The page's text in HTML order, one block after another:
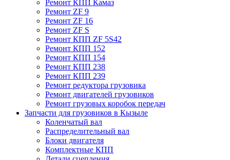
Ремонт КПП Камаз
Ремонт ZF 9
Ремонт ZF 16
Ремонт ZF S
Ремонт КПП ZF 5S42
Ремонт КПП 152
Ремонт КПП 154
Ремонт КПП 238
Ремонт КПП 239
Ремонт редуктора грузовика
Ремонт двигателей грузовиков
Ремонт грузовых коробок передач
Запчасти для грузовиков в Кызыле
Коленчатый вал
Распределительный вал
Блоки двигателя
Комплектные КПП